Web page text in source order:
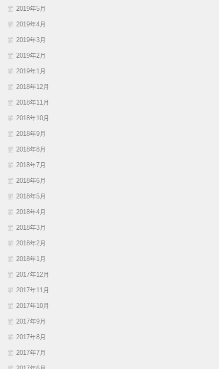
2019年5月
2019年4月
2019年3月
2019年2月
2019年1月
2018年12月
2018年11月
2018年10月
2018年9月
2018年8月
2018年7月
2018年6月
2018年5月
2018年4月
2018年3月
2018年2月
2018年1月
2017年12月
2017年11月
2017年10月
2017年9月
2017年8月
2017年7月